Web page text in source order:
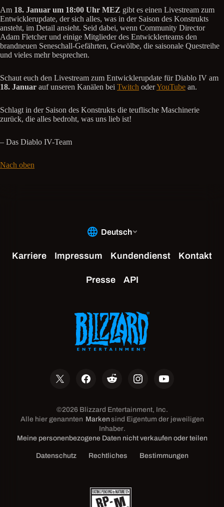
Am 18. Januar um 18:00 Uhr MEZ gibt es einen Livestream zum
Entwicklerupdate, der sich alles, was in der Saison des Konstrukts
ansteht, im Detail ansieht. Seid dabei, wenn Community Director
Adam Fletcher und einige Mitglieder des Entwicklerteams den
brandneuen Seneschall-Gefährten, Gewölbe, die saisonale Questreihe
und vieles mehr besprechen.
Schaut euch den Livestream zum Entwicklerupdate für Diablo IV am
18. Januar auf unseren Kanälen bei Twitch oderYouTube an.
Schlagt in der Saison des Konstrukts die teuflische Maschinerie
zurück, die alles bedroht, was uns lieb ist!
– Das Diablo IV-Team
Nach oben